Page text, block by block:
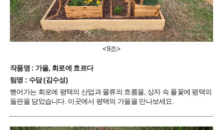
<9조>
작품명 : 가을, 회로에 흐르다
팀명 : 수담 (김수성)
뻗어가는 회로에 평택의 산업과 물류의 흐름을, 상자 속 풀꽃에 평택의
들판을 담았습니다. 이곳에서 평택의 가을을 만나보세요.